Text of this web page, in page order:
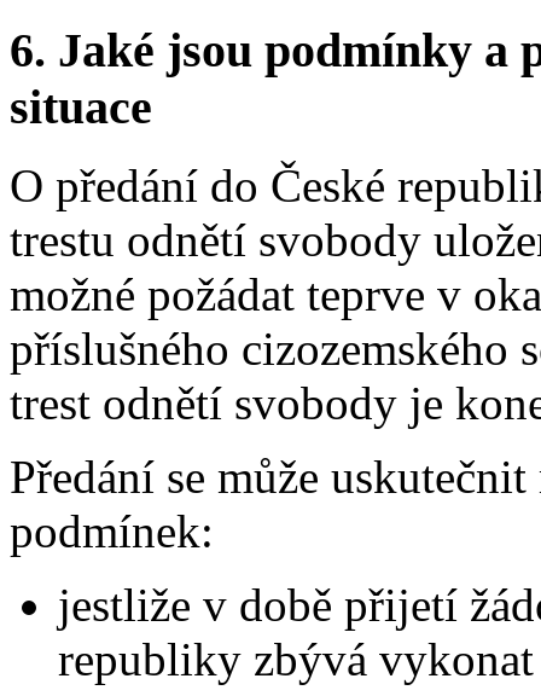
6. Jaké jsou podmínky a
situace
O předání do České
trestu odnětí svobody
možné požádat teprve v
příslušného cizozemského
trest odnětí svobody je
Předání se může
podmínek:
jestliže v době přijetí
republiky zbývá vykonat